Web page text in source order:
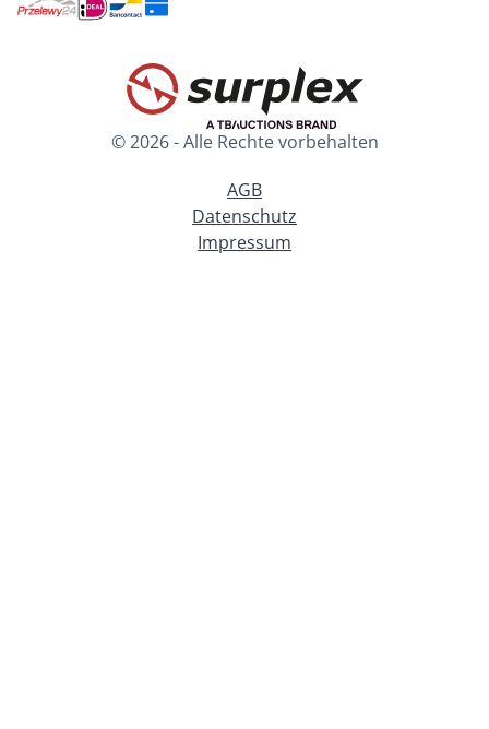
© 2026 - Alle Rechte vorbehalten
AGB
Datenschutz
Impressum